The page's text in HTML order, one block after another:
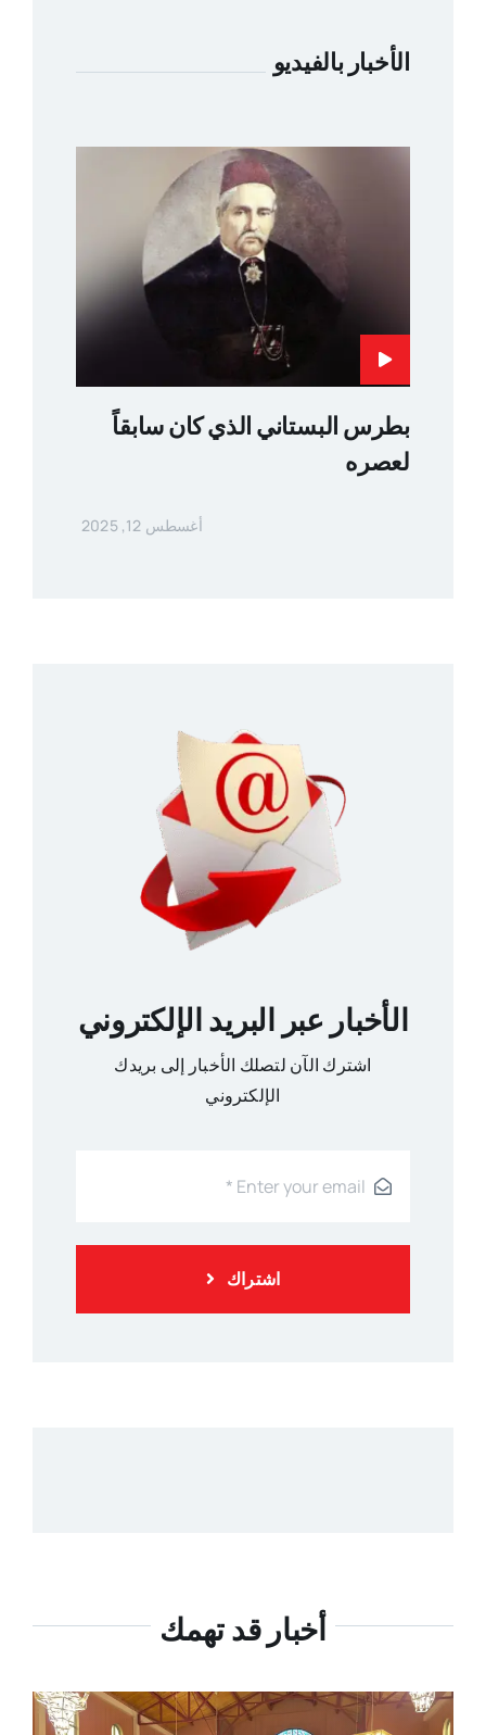
الأخبار بالفيديو
بطرس البستاني الذي كان سابقاً
لعصره
أغسطس 12, 2025
الأخبار عبر البريد الإلكتروني
اشترك الآن لتصلك الأخبار إلى بريدك
الإلكتروني
اشتراك
أخبار قد تهمك